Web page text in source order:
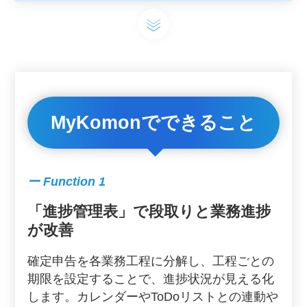
MyKomonでできること
ー Function 1
「進捗管理表」で段取りと業務進捗
が改善
確定申告を各業務工程に分解し、工程ごとの
期限を設定することで、進捗状況が見える化
します。カレンダーやToDoリストとの連動や